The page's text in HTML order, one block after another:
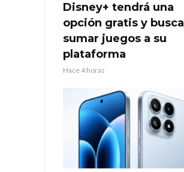
Disney+ tendrá una
opción gratis y busca
sumar juegos a su
plataforma
Hace 4 horas